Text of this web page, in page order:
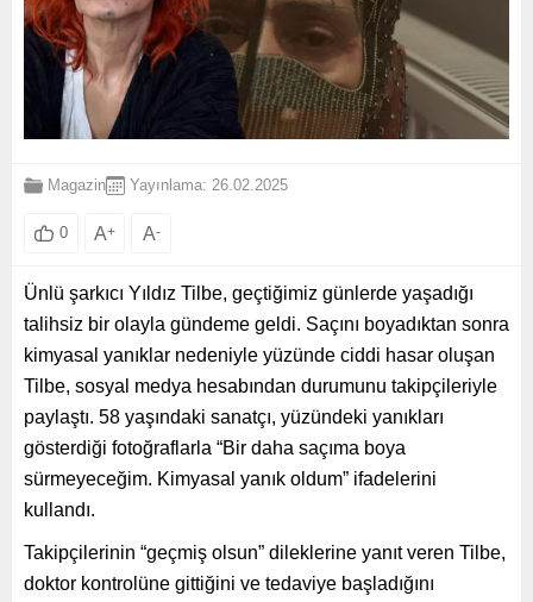
Magazin Yayınlama: 26.02.2025
0 A+ A-
Ünlü şarkıcı Yıldız Tilbe, geçtiğimiz günlerde yaşadığı
talihsiz bir olayla gündeme geldi. Saçını boyadıktan sonra
kimyasal yanıklar nedeniyle yüzünde ciddi hasar oluşan
Tilbe, sosyal medya hesabından durumunu takipçileriyle
paylaştı. 58 yaşındaki sanatçı, yüzündeki yanıkları
gösterdiği fotoğraflarla “Bir daha saçıma boya
sürmeyeceğim. Kimyasal yanık oldum” ifadelerini
kullandı.
Takipçilerinin “geçmiş olsun” dileklerine yanıt veren Tilbe,
doktor kontrolüne gittiğini ve tedaviye başladığını